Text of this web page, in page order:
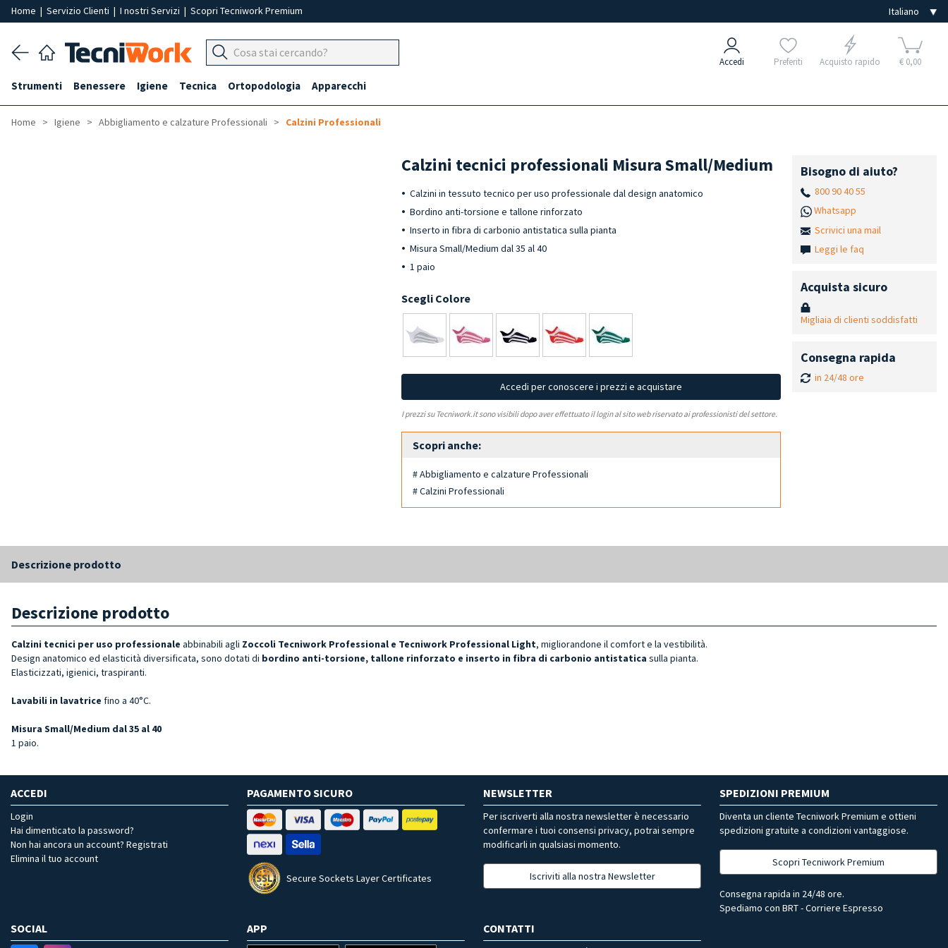
Home | Servizio Clienti | I nostri Servizi | Scopri Tecniwork Premium
Accedi Preferiti Acquisto rapido € 0,00
Strumenti Benessere Igiene Tecnica Ortopodologia Apparecchi
Home Igiene Abbigliamento e calzature Professionali Calzini Professionali
Calzini tecnici professionali Misura Small/Medium
Calzini in tessuto tecnico per uso professionale dal design anatomico
Bordino anti-torsione e tallone rinforzato
Inserto in fibra di carbonio antistatica sulla pianta
Misura Small/Medium dal 35 al 40
1 paio
Scegli Colore
Accedi per conoscere i prezzi e acquistare
I prezzi su Tecniwork.it sono visibili dopo aver effettuato il login al sito web riservato ai professionisti del settore.
Scopri anche:
# Abbigliamento e calzature Professionali
# Calzini Professionali
Bisogno di aiuto?
800 90 40 55
Whatsapp
Scrivici una mail
Leggi le faq
Acquista sicuro
Migliaia di clienti soddisfatti
Consegna rapida
in 24/48 ore
Descrizione prodotto
Descrizione prodotto
Calzini tecnici per uso professionale abbinabili agli Zoccoli Tecniwork Professional e Tecniwork Professional Light, migliorandone il comfort e la vestibilità.
Design anatomico ed elasticità diversificata, sono dotati di bordino anti-torsione, tallone rinforzato e inserto in fibra di carbonio antistatica sulla pianta.
Elasticizzati, igienici, traspiranti.
Lavabili in lavatrice fino a 40°C.
Misura Small/Medium dal 35 al 40
1 paio.
ACCEDI
Login
Hai dimenticato la password?
Non hai ancora un account? Registrati
Elimina il tuo account
PAGAMENTO SICURO
Secure Sockets Layer Certificates
NEWSLETTER
Per iscriverti alla nostra newsletter è necessario
confermare i tuoi consensi privacy, potrai sempre
modificarli in qualsiasi momento.
Iscriviti alla nostra Newsletter
SPEDIZIONI PREMIUM
Diventa un cliente Tecniwork Premium e ottieni
spedizioni gratuite a condizioni vantaggiose.
Scopri Tecniwork Premium
Consegna rapida in 24/48 ore.
Spediamo con BRT - Corriere Espresso
SOCIAL APP CONTATTI